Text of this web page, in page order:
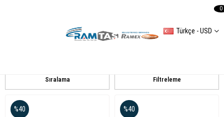
Türkçe - USD
0
Filtreleme
Sıralama
%40 %40